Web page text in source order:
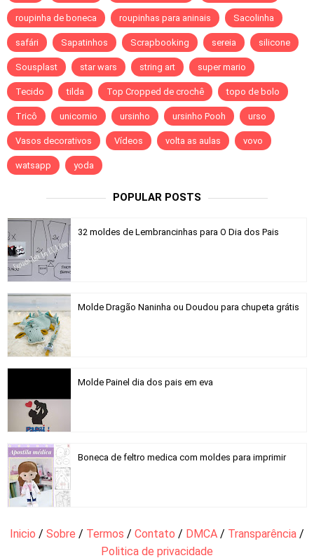
roupinha de boneca roupinhas para aninais Sacolinha
safári Sapatinhos Scrapbooking sereia silicone
Sousplast star wars string art super mario
Tecido tilda Top Cropped de crochê topo de bolo
Tricô unicornio ursinho ursinho Pooh urso
Vasos decorativos Vídeos volta as aulas vovo
watsapp yoda
POPULAR POSTS
32 moldes de Lembrancinhas para O Dia dos Pais
Molde Dragão Naninha ou Doudou para chupeta grátis
Molde Painel dia dos pais em eva
Boneca de feltro medica com moldes para imprimir
Inicio / Sobre / Termos / Contato / DMCA / Transparência /
Politica de privacidade